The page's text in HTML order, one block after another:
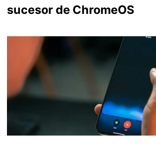
sucesor de ChromeOS